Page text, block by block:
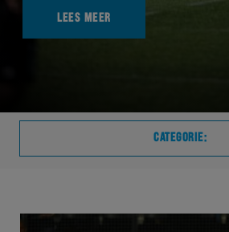
LEES MEER
CATEGORIE: